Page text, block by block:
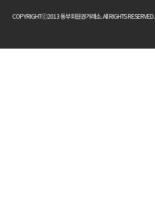
COPYRIGHTⓒ2013 동부회원권거래소. All RIGHTS RESERVED.